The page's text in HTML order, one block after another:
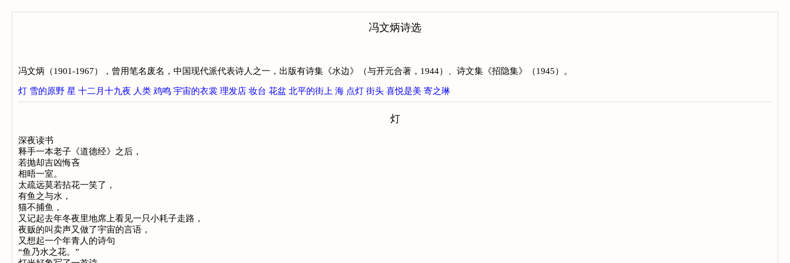
冯文炳诗选
冯文炳（1901-1967），曾用笔名废名，中国现代派代表诗人之一，出版有诗集《水边》（与开元合著，1944）、诗文集《招隐集》（1945）。
灯 雪的原野 星 十二月十九夜 人类 鸡鸣 宇宙的衣裳 理发店 妆台 花盆 北平的街上 海 点灯 街头 喜悦是美 寄之琳
灯
深夜读书
释手一本老子《道德经》之后，
若抛却吉凶悔吝
相晤一室。
太疏远莫若拈花一笑了，
有鱼之与水，
猫不捕鱼，
又记起去年冬夜里地席上看见一只小耗子走路，
夜贩的叫卖声又做了宇宙的言语，
又想起一个年青人的诗句
“鱼乃水之花。”